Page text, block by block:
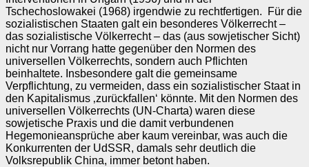
Tschechoslowakei (1968) irgendwie zu rechtfertigen. Für die
sozialistischen Staaten galt ein besonderes Völkerrecht –
das sozialistische Völkerrecht – das (aus sowjetischer Sicht)
nicht nur Vorrang hatte gegenüber den Normen des
universellen Völkerrechts, sondern auch Pflichten
beinhaltete. Insbesondere galt die gemeinsame
Verpflichtung, zu vermeiden, dass ein sozialistischer Staat in
den Kapitalismus ‚zurückfallen‘ könnte. Mit den Normen des
universellen Völkerrechts (UN-Charta) waren diese
sowjetische Praxis und die damit verbundenen
Hegemonieansprüche aber kaum vereinbar, was auch die
Konkurrenten der UdSSR, damals sehr deutlich die
Volksrepublik China, immer betont haben.